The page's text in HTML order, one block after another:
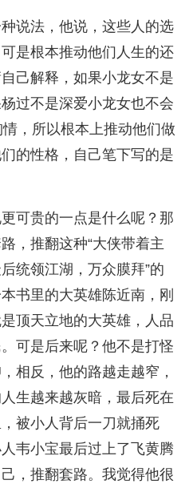
说法，他说，这些人的选
是根本推动他们人生的还
己解释，如果小龙女不是
过不是深爱小龙女也不会
，所以根本上推动他们做
的性格，自己笔下写的是
可贵的一点是什么呢？那
，推翻这种“大侠带着主
统领江湖，万众膜拜”的
书里的大英雄陈近南，刚
顶天立地的大英雄，人品
可是后来呢？他不是打怪
相反，他的路越走越窄，
生越来越灰暗，最后死在
被小人背后一刀就捅死
韦小宝最后过上了飞黄腾
，推翻套路。我觉得他很